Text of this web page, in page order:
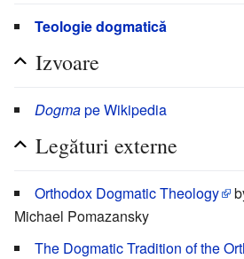
Teologie dogmatică
Izvoare
Dogmape Wikipedia
Legături externe
Orthodox Dogmatic Theology
Michael Pomazansky
The Dogmatic Tradition of the